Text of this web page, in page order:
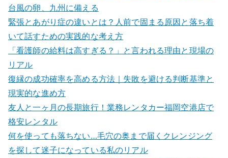
台風の卵、九州に備える
緊張とあがり症の違いとは？人前で固まる原因と落ち着
いて話すための実践的な考え方
「看護師の給料は高すぎる？」と言われる理由と現場の
リアル
復縁の成功確率を高める方法｜失敗を避ける判断基準と
現実的な進め方
友人と一ヶ月の長期旅行！業務レンタカー福岡空港店で
格安レンタル
何を使っても落ちない…毛穴の奥まで届くクレンジング
を探して迷子になっている私のリアル